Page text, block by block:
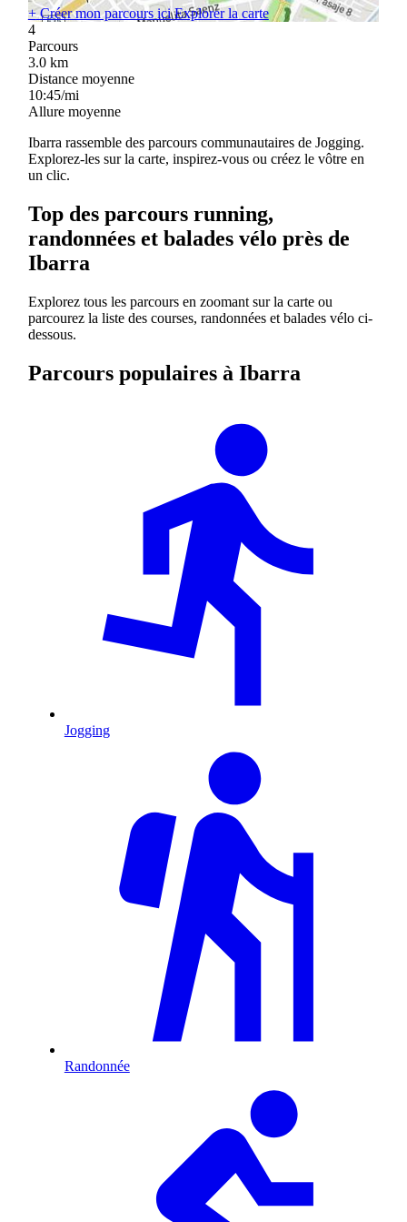
+Créer mon parcours iciExplorer la carte
4
Parcours
3.0 km
Distance moyenne
10:45/mi
Allure moyenne
Ibarra rassemble des parcours communautaires de Jogging.
Explorez-les sur la carte, inspirez-vous ou créez le vôtre en
un clic.
Top des parcours running,
randonnées et balades vélo près de
Ibarra
Explorez tous les parcours en zoomant sur la carte ou
parcourez la liste des courses, randonnées et balades vélo ci-
dessous.
Parcours populaires à Ibarra
Jogging
Randonnée